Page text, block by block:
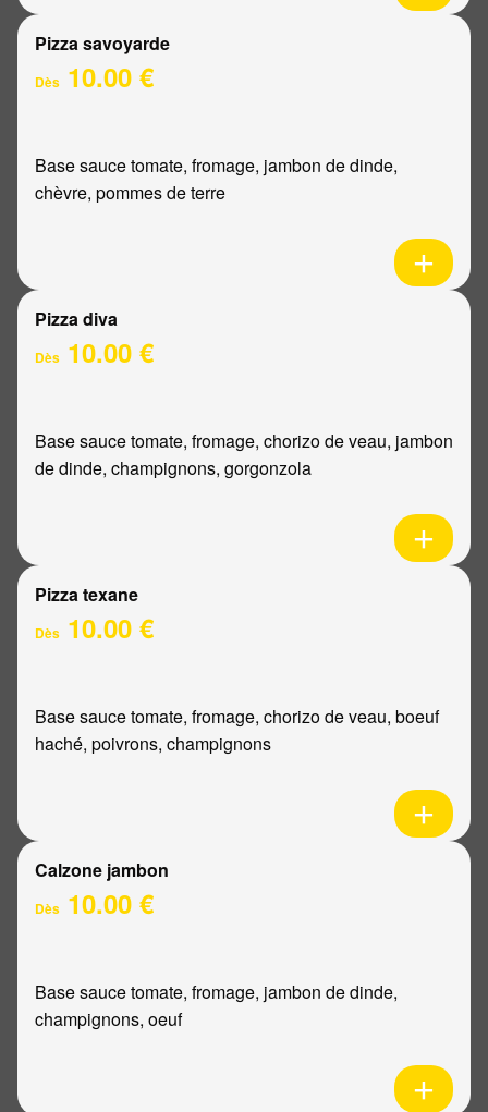
Pizza savoyarde
Dès 10.00 €
Base sauce tomate, fromage, jambon de dinde,
chèvre, pommes de terre
Pizza diva
Dès 10.00 €
Base sauce tomate, fromage, chorizo de veau, jambon
de dinde, champignons, gorgonzola
Pizza texane
Dès 10.00 €
Base sauce tomate, fromage, chorizo de veau, boeuf
haché, poivrons, champignons
Calzone jambon
Dès 10.00 €
Base sauce tomate, fromage, jambon de dinde,
champignons, oeuf